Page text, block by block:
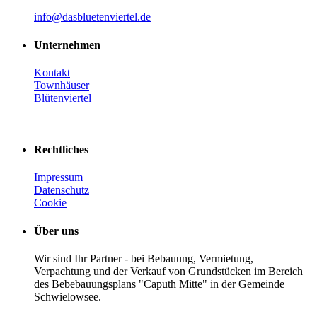
info@dasbluetenviertel.de
Unternehmen
Kontakt
Townhäuser
Blütenviertel
Rechtliches
Impressum
Datenschutz
Cookie
Über uns
Wir sind Ihr Partner - bei Bebauung, Vermietung,
Verpachtung und der Verkauf von Grundstücken im Bereich
des Bebebauungsplans "Caputh Mitte" in der Gemeinde
Schwielowsee.